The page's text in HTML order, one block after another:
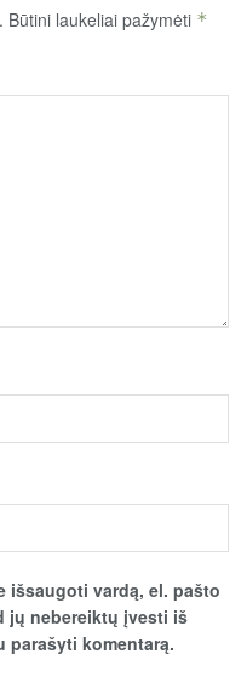
Būtini laukeliai pažymėti *
išsaugoti vardą, el. pašto
jų nebereiktų įvesti iš
parašyti komentarą.